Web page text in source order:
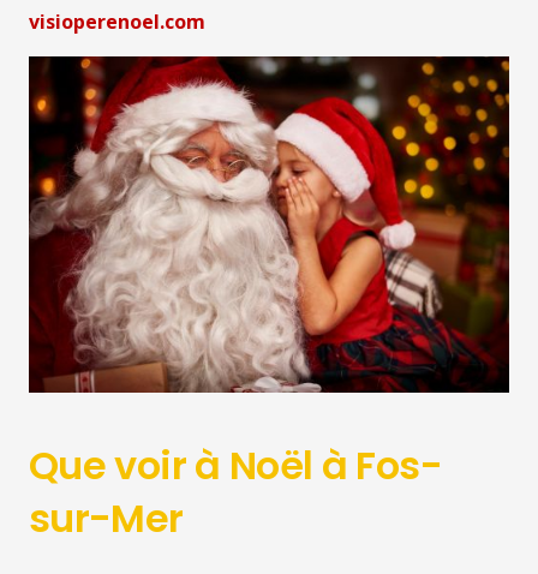
visioperenoel.com
Que voir à Noël à Fos-
sur-Mer